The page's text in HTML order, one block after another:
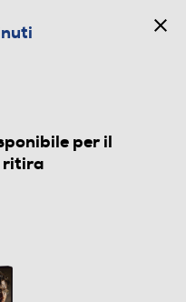
per il
ritira